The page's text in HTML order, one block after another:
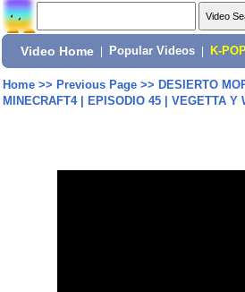
Video Home Popular Videos K-
Home>> Previous Page>> DESIERTO
MINECRAFT4 | EPISODIO 45 | VEGETTA Y